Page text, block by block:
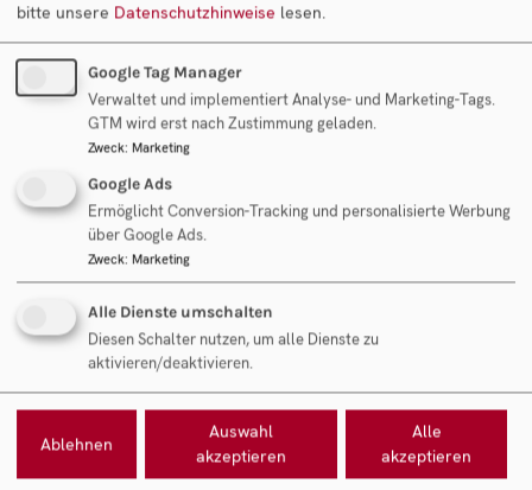
Datenschutz-Zustimmung
Datenschutzerklärung
Verarbeitung der
oben angeführten
angefragten
Anmeldung willigen
Verarbeitung der
oben angeführten
Daten zum Zweck der
bitte unsere Datenschutzhinweise lesen.
Google Tag Manager
Verwaltet und implementiert Analyse- und Marketing-Tags.
GTM wird erst nach Zustimmung geladen.
Zweck: Marketing
Google Ads
Ermöglicht Conversion-Tracking und personalisierte Werbung
über Google Ads.
Zweck: Marketing
Alle Dienste umschalten
Diesen Schalter nutzen, um alle Dienste zu
aktivieren/deaktivieren.
Ablehnen
Auswahl
akzeptieren
Alle
akzeptieren